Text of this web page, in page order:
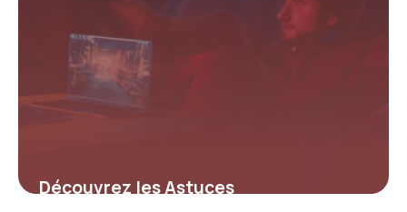
Découvrez les Astuces